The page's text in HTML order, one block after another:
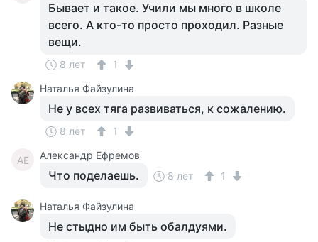
Бывает и такое. Учили мы много в школе
всего. А кто-то просто проходил. Разные
вещи.
8 лет
1
Наталья Файзулина
Не у всех тяга развиваться, к сожалению.
8 лет 1
АЕ Александр Ефремов
Что поделаешь. 8 лет 1
Наталья Файзулина
Не стыдно им быть обалдуями.